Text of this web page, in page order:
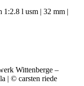
1:2.8 l usm | 32 mm |